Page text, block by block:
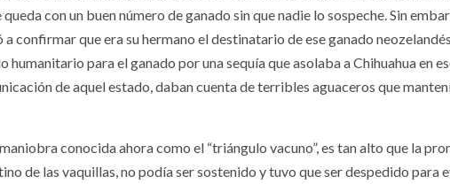
con un buen número de ganado sin que nadie lo sospeche. Sin
confirmar que era su hermano el destinatario de ese ganado
para el ganado por una sequía que asolaba a Chihuahua en
de aquel estado, daban cuenta de terribles aguaceros que
conocida ahora como el “triángulo vacuno”, es tan alto que la
de las vaquillas, no podía ser sostenido y tuvo que ser despedido para